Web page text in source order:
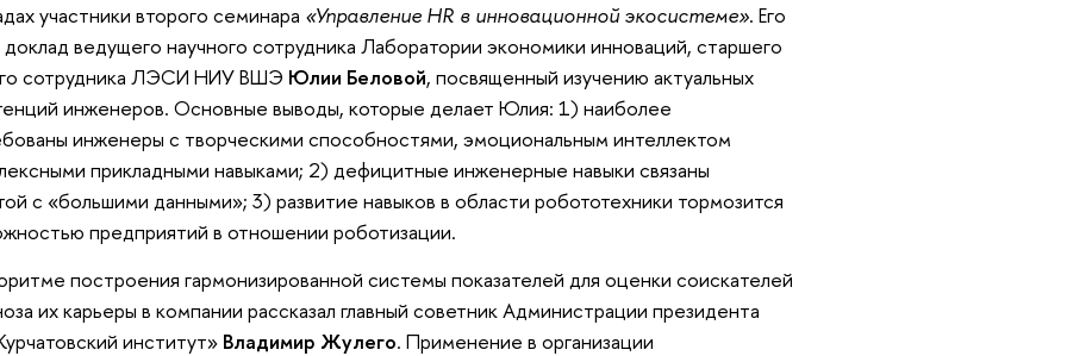
участники второго семинара «Управление HR в инновационной экосистеме». Его
доклад ведущего научного сотрудника Лаборатории экономики инноваций, старшего
сотрудника ЛЭСИ НИУ ВШЭ Юлии Беловой, посвященный изучению актуальных
инженеров. Основные выводы, которые делает Юлия: 1) наиболее
инженеры с творческими способностями, эмоциональным интеллектом
прикладными навыками; 2) дефицитные инженерные навыки связаны
с «большими данными»; 3) развитие навыков в области робототехники тормозится
предприятий в отношении роботизации.
построения гармонизированной системы показателей для оценки соискателей
их карьеры в компании рассказал главный советник Администрации президента
институт» Владимир Жулего. Применение в организации